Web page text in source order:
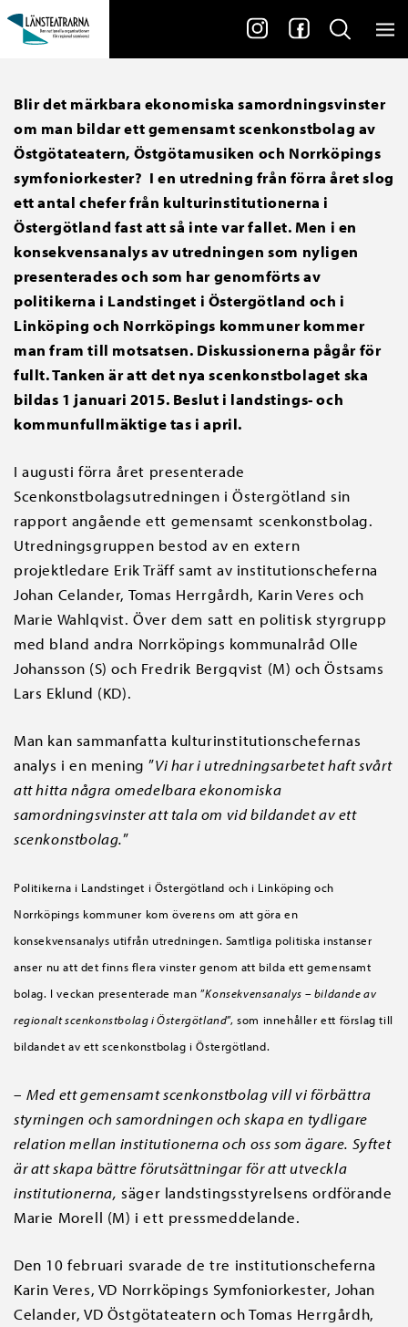
Blir det märkbara ekonomiska samordningsvinster
om man bildar ett gemensamt scenkonstbolag av
Östgötateatern, Östgötamusiken och Norrköpings
symfoniorkester? I en utredning från förra året slog
ett antal chefer från kulturinstitutionerna i
Östergötland fast att så inte var fallet. Men i en
konsekvensanalys av utredningen som nyligen
presenterades och som har genomförts av
politikerna i Landstinget i Östergötland och i
Linköping och Norrköpings kommuner kommer
man fram till motsatsen. Diskussionerna pågår för
fullt. Tanken är att det nya scenkonstbolaget ska
bildas 1 januari 2015. Beslut i landstings- och
kommunfullmäktige tas i april.
I augusti förra året presenterade
Scenkonstbolagsutredningen i Östergötland sin
rapport angående ett gemensamt scenkonstbolag.
Utredningsgruppen bestod av en extern
projektledare Erik Träff samt av institutionscheferna
Johan Celander, Tomas Herrgårdh, Karin Veres och
Marie Wahlqvist. Över dem satt en politisk styrgrupp
med bland andra Norrköpings kommunalråd Olle
Johansson (S) och Fredrik Bergqvist (M) och Östsams
Lars Eklund (KD).
Man kan sammanfatta kulturinstitutionschefernas
analys i en mening ”Vi har i utredningsarbetet haft svårt
att hitta några omedelbara ekonomiska
samordningsvinster att tala om vid bildandet av ett
scenkonstbolag.”
Politikerna i Landstinget i Östergötland och i Linköping och
Norrköpings kommuner kom överens om att göra en
konsekvensanalys utifrån utredningen. Samtliga politiska instanser
anser nu att det finns flera vinster genom att bilda ett gemensamt
bolag. I veckan presenterade man ”Konsekvensanalys – bildande av
regionalt scenkonstbolag i Östergötland”, som innehåller ett förslag till
bildandet av ett scenkonstbolag i Östergötland.
–Med ett gemensamt scenkonstbolag vill vi förbättra
styrningen och samordningen och skapa en tydligare
relation mellan institutionerna och oss som ägare. Syftet
är att skapa bättre förutsättningar för att utveckla
institutionerna, säger landstingsstyrelsens ordförande
Marie Morell (M) i ett pressmeddelande.
Den 10 februari svarade de tre institutionscheferna
Karin Veres, VD Norrköpings Symfoniorkester, Johan
Celander, VD Östgötateatern och Tomas Herrgårdh,